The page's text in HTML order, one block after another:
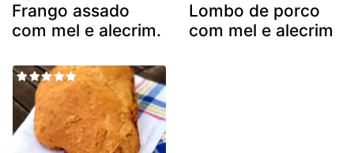
Frango assado
com mel e alecrim.
Lombo de porco
com mel e alecrim